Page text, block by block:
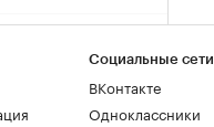
замедлилосьСоциальные сети
ВКонтакте
Одноклассники